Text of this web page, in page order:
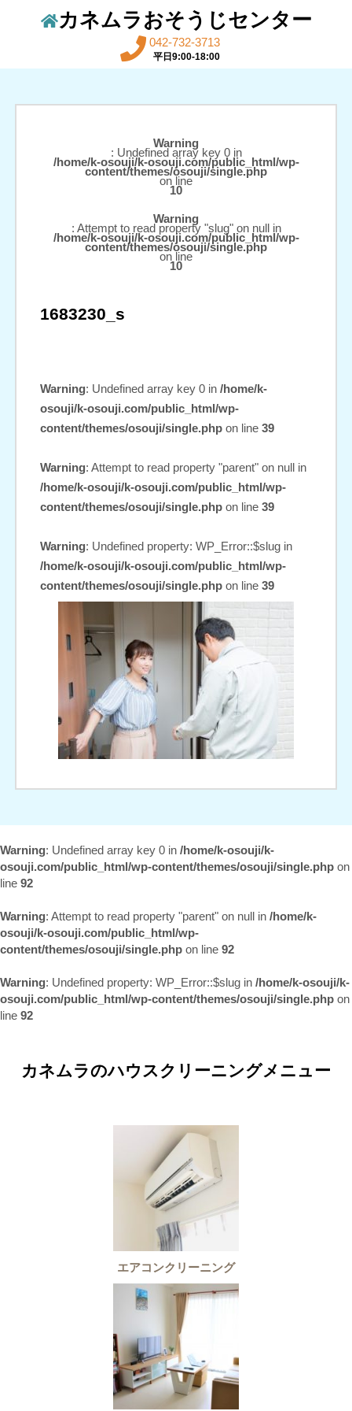
カネムラおそうじセンター
042-732-3713
平日9:00-18:00
Warning
: Undefined array key 0 in
/home/k-osouji/k-osouji.com/public_html/wp-
content/themes/osouji/single.php
on line
10
Warning
: Attempt to read property "slug" on null in
/home/k-osouji/k-osouji.com/public_html/wp-
content/themes/osouji/single.php
on line
10
1683230_s
Warning: Undefined array key 0 in /home/k-
osouji/k-osouji.com/public_html/wp-
content/themes/osouji/single.phpon line 39
Warning: Attempt to read property "parent" on null in
/home/k-osouji/k-osouji.com/public_html/wp-
content/themes/osouji/single.phpon line 39
Warning: Undefined property: WP_Error::$slug in
/home/k-osouji/k-osouji.com/public_html/wp-
content/themes/osouji/single.phpon line 39
Warning: Undefined array key 0 in /home/k-osouji/k-
osouji.com/public_html/wp-content/themes/osouji/single.php on
line 92
Warning: Attempt to read property "parent" on null in /home/k-
osouji/k-osouji.com/public_html/wp-
content/themes/osouji/single.php on line 92
Warning: Undefined property: WP_Error::$slug in /home/k-osouji/k-
osouji.com/public_html/wp-content/themes/osouji/single.php on
line 92
カネムラのハウスクリーニングメニュー
エアコンクリーニング